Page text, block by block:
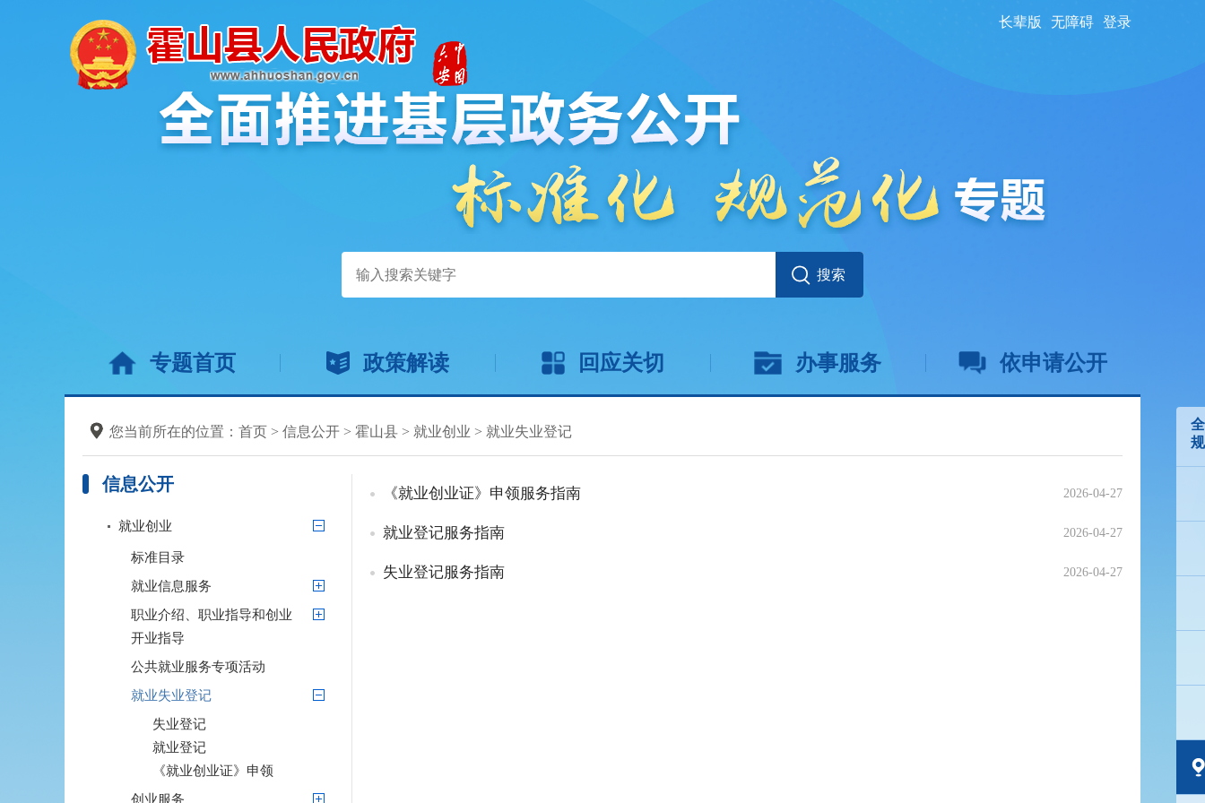
长辈版 无障碍 登录
专题首页 政策解读 回应关切 办事服务 依申请公开
您当前所在的位置： 首页 > 信息公开 > 霍山县 > 就业创业 > 就业失业登记
信息公开
就业创业
标准目录
就业信息服务
职业介绍、职业指导和创业
开业指导
公共就业服务专项活动
就业失业登记
失业登记
就业登记
《就业创业证》申领
创业服务
2026-04-27
《就业创业证》申领服务指南
2026-04-27
就业登记服务指南
2026-04-27
失业登记服务指南